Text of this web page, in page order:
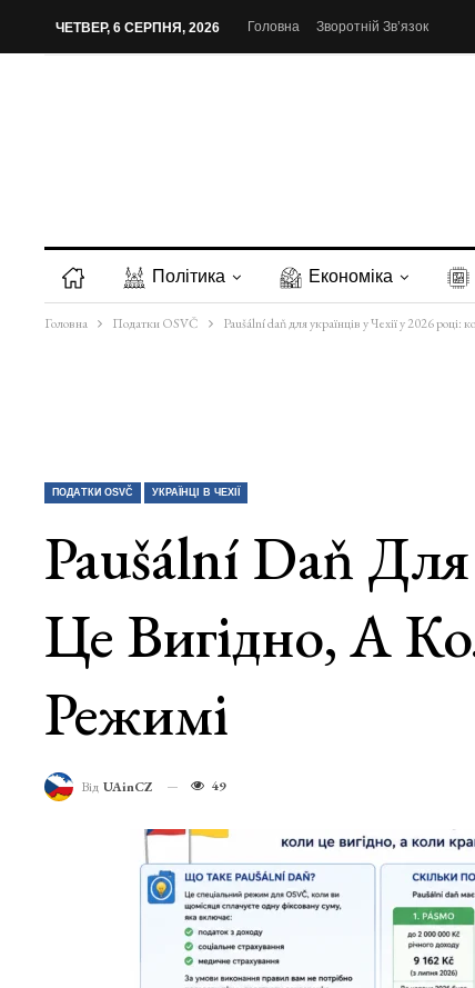
ЧЕТВЕР, 6 СЕРПНЯ, 2026 Головна Зворотній Зв’язок
Політика Економіка
Головна Податки OSVČ Paušální daň для українців у Чехії у 2026
ПОДАТКИ OSVČ УКРАЇНЦІ В ЧЕХІЇ
Paušální Daň
Це Вигідно, А
Режимі
Від UAinCZ 49